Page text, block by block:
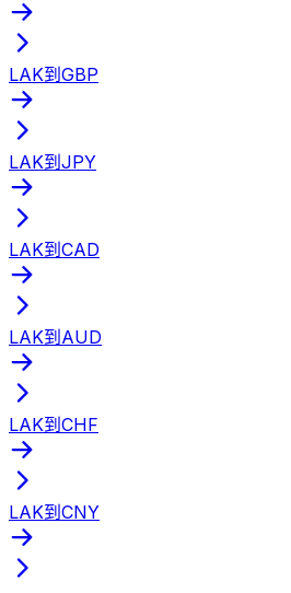
LAK到GBP
LAK到JPY
LAK到CAD
LAK到AUD
LAK到CHF
LAK到CNY